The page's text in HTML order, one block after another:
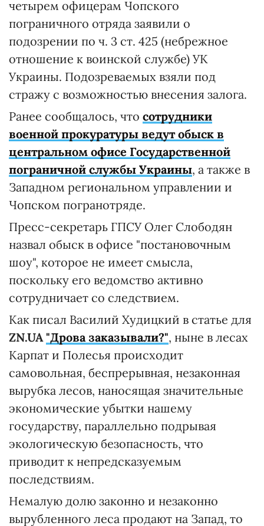
четырем офицерам Чопского
пограничного отряда заявили о
подозрении по ч. 3 ст. 425 (небрежное
отношение к воинской службе) УК
Украины. Подозреваемых взяли под
стражу с возможностью внесения залога.
Ранее сообщалось, что сотрудники
военной прокуратуры ведут обыск в
центральном офисе Государственной
пограничной службы Украины, а также в
Западном региональном управлении и
Чопском погранотряде.
Пресс-секретарь ГПСУ Олег Слободян
назвал обыск в офисе "постановочным
шоу", которое не имеет смысла,
поскольку его ведомство активно
сотрудничает со следствием.
Как писал Василий Худицкий в статье для
ZN.UA"Дрова заказывали?", ныне в лесах
Карпат и Полесья происходит
самовольная, беспрерывная, незаконная
вырубка лесов, наносящая значительные
экономические убытки нашему
государству, параллельно подрывая
экологическую безопасность, что
приводит к непредсказуемым
последствиям.
Немалую долю законно и незаконно
вырубленного леса продают на Запад, то